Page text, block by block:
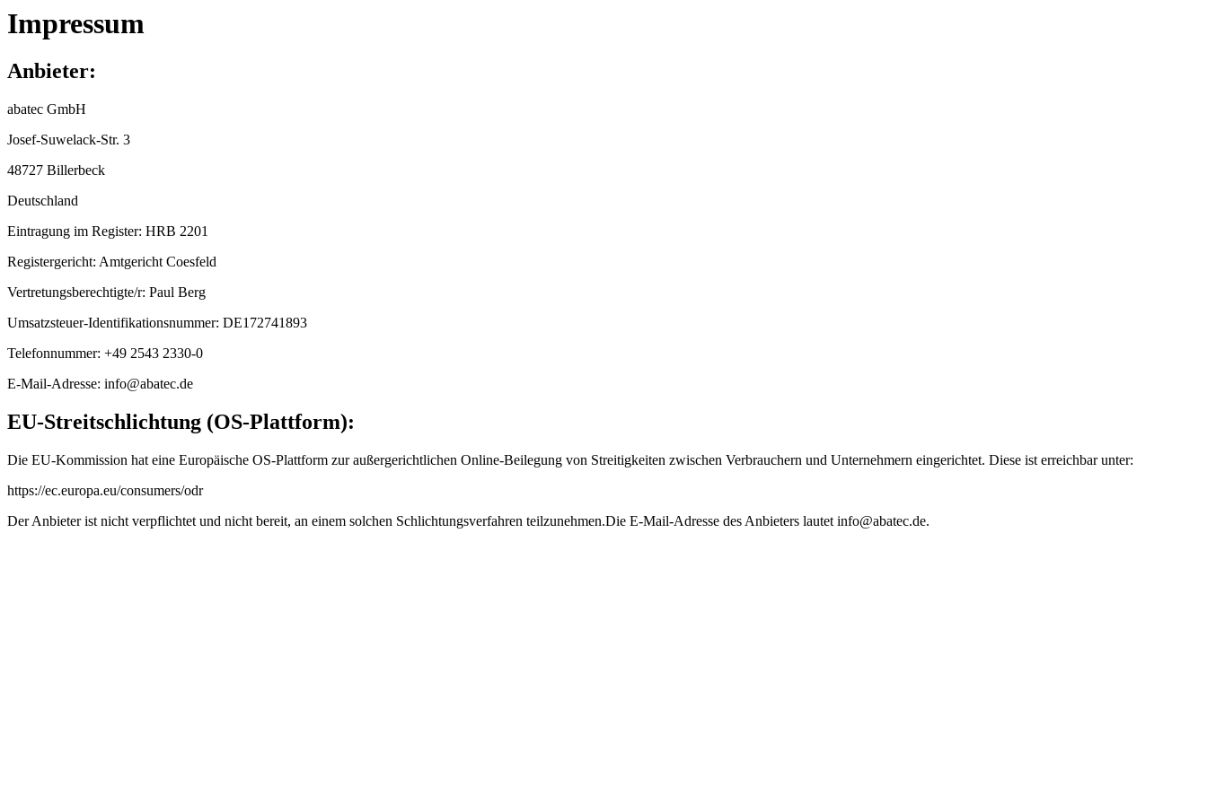
Impressum
Anbieter:
abatec GmbH
Josef-Suwelack-Str. 3
48727 Billerbeck
Deutschland
Eintragung im Register: HRB 2201
Registergericht: Amtgericht Coesfeld
Vertretungsberechtigte/r: Paul Berg
Umsatzsteuer-Identifikationsnummer: DE172741893
Telefonnummer: +49 2543 2330-0
E-Mail-Adresse: info@abatec.de
EU-Streitschlichtung (OS-Plattform):
Die EU-Kommission hat eine Europäische OS-Plattform zur außergerichtlichen Online-Beilegung von Streitigkeiten zwischen Verbrauchern und Unternehmern eingerichtet. Diese ist erreichbar unter:
https://ec.europa.eu/consumers/odr
Der Anbieter ist nicht verpflichtet und nicht bereit, an einem solchen Schlichtungsverfahren teilzunehmen.Die E-Mail-Adresse des Anbieters lautet info@abatec.de.